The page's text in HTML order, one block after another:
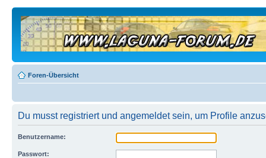
Foren-Übersicht
Du musst registriert und angemeldet sein, um Profile
Benutzername:
Passwort: